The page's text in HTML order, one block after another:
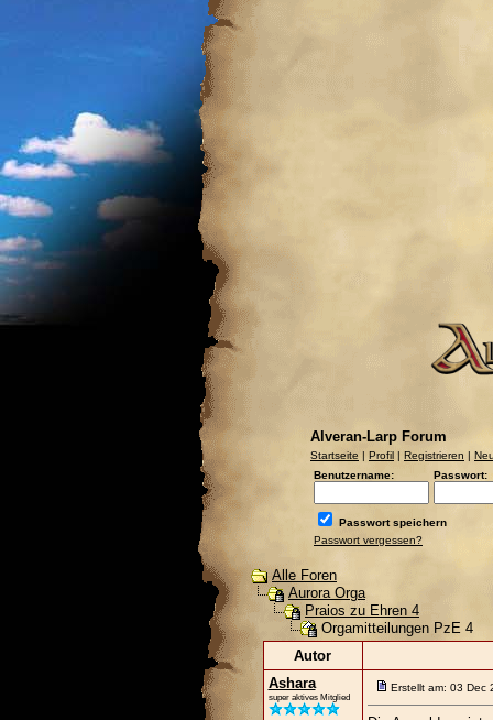
Alveran-Larp Forum
Startseite | Profil | Registrieren |
Benutzername:
Passwort:
Passwort speichern
Passwort vergessen?
Alle Foren
Aurora Orga
Praios zu Ehren 4
Orgamitteilungen PzE 4
Autor
Ashara
super aktives Mitglied
Erstellt am: 03